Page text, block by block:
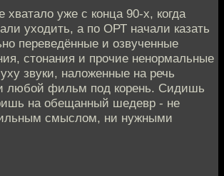
хватало уже с конца 90-х, когда
уходить, а по ОРТ начали казать
переведённые и озвученные
стонания и прочие ненормальные
звуки, наложенные на речь
любой фильм под корень. Сидишь
на обещанный шедевр - не
смыслом, ни нужными